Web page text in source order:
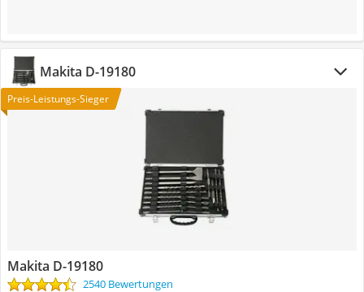
Makita D-19180
Preis-Leistungs-Sieger
Makita D-19180
2540 Bewertungen